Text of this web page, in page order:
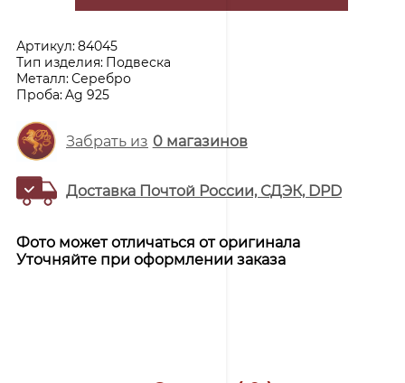
Артикул:84045
Тип изделия: Подвеска
Металл:Серебро
Проба:Ag 925
Забрать из 0магазинов
Доставка Почтой России, СДЭК, DPD
Фото может отличаться от оригинала
Уточняйте при оформлении заказа